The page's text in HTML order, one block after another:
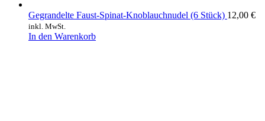
Gegrandelte Faust-Spinat-Knoblauchnudel (6 Stück) 12,00 €
inkl. MwSt.
In den Warenkorb